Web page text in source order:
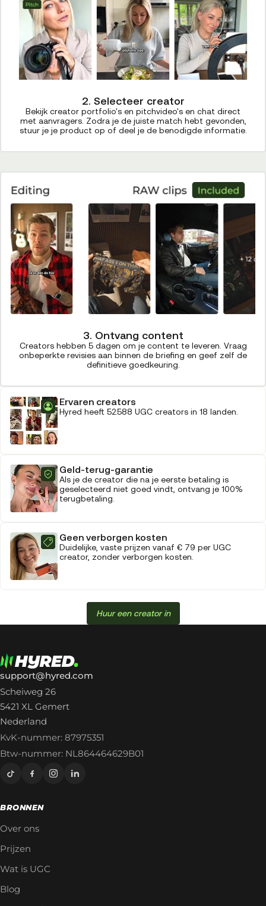
2. Selecteer creator
Bekijk creator portfolio's en pitchvideo's en chat direct
met aanvragers. Zodra je de juiste match hebt gevonden,
stuur je je product op of deel je de benodigde informatie.
3. Ontvang content
Creators hebben 5 dagen om je content te leveren. Vraag
onbeperkte revisies aan binnen de briefing en geef zelf de
definitieve goedkeuring.
Ervaren creators
Hyred heeft 52.588 UGC creators in 18 landen.
Geld-terug-garantie
Als je de creator die na je eerste betaling is
geselecteerd niet goed vindt, ontvang je 100%
terugbetaling.
Geen verborgen kosten
Duidelijke, vaste prijzen vanaf € 79 per UGC
creator, zonder verborgen kosten.
Huur een creator in
support@hyred.com
Scheiweg 26
5421 XL Gemert
Nederland
KvK-nummer: 87975351
Btw-nummer: NL864464629B01
BRONNEN
Over ons
Prijzen
Wat is UGC
Blog